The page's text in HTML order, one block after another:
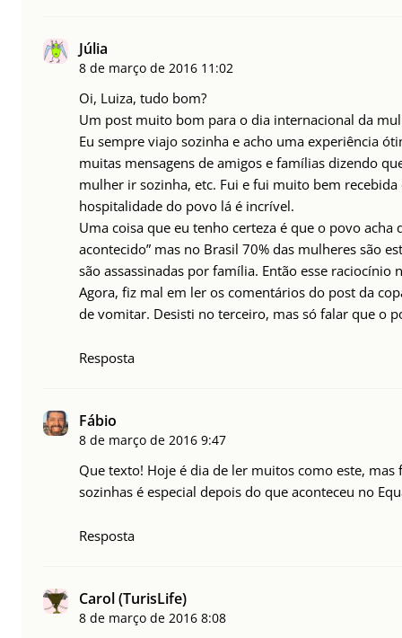
Júlia
8 de março de 2016 11:02
Oi, Luiza, tudo bom?
Um post muito bom para o dia internacional da
Eu sempre viajo sozinha e acho uma experiência
muitas mensagens de amigos e famílias dizendo
mulher ir sozinha, etc. Fui e fui muito bem
hospitalidade do povo lá é incrível.
Uma coisa que eu tenho certeza é que o povo acha
acontecido” mas no Brasil 70% das mulheres são
são assassinadas por família. Então esse
Agora, fiz mal em ler os comentários do post da
de vomitar. Desisti no terceiro, mas só falar que o
Resposta
Fábio
8 de março de 2016 9:47
Que texto! Hoje é dia de ler muitos como este,
sozinhas é especial depois do que aconteceu no
Resposta
Carol (TurisLife)
8 de março de 2016 8:08